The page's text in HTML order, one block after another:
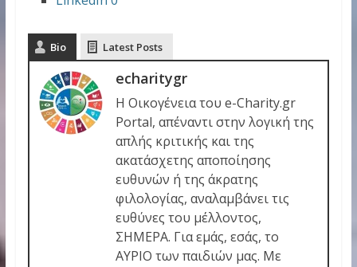
Bio Latest Posts
echaritygr
Η Οικογένεια του e-Charity.gr
Portal, απέναντι στην λογική της
απλής κριτικής και της
ακατάσχετης αποποίησης
ευθυνών ή της άκρατης
φιλολογίας, αναλαμβάνει τις
ευθύνες του μέλλοντος,
ΣΗΜΕΡΑ. Για εμάς, εσάς, το
ΑΥΡΙΟ των παιδιών μας. Με